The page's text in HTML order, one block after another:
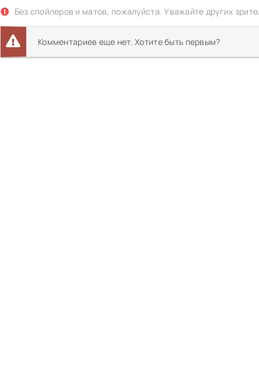
Без спойлеров и матов, пожалуйста. Уважайте других
Комментариев еще нет. Хотите быть первым?